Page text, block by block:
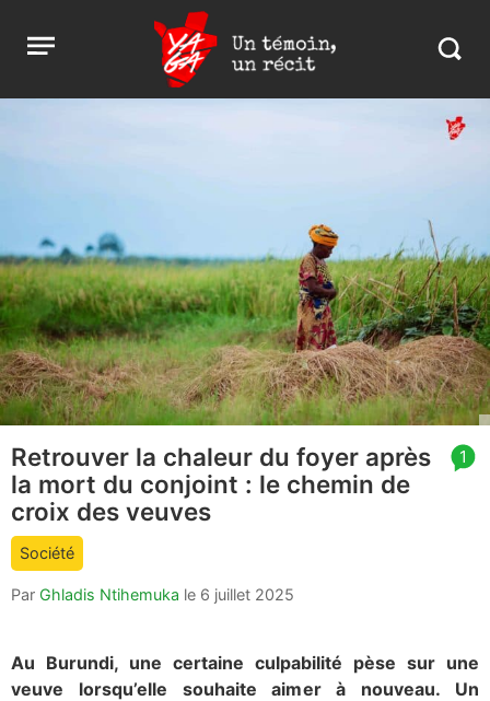
Open
menu
Yaga
Burundi
Search
article
comment
count
is:
1
Retrouver la chaleur du foyer après
la mort du conjoint : le chemin de
croix des veuves
Société
Par Ghladis Ntihemuka le 6 juillet 2025
Au Burundi, une certaine culpabilité pèse sur une
veuve lorsqu’elle souhaite aimer à nouveau. Un